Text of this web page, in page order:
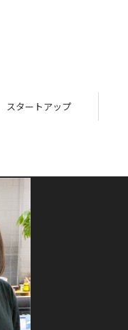
スタートアップ